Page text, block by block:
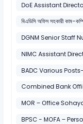
DoE Assistant
বিএডিসি অফিস সহকারী কাম-
DGNM Senior Staff
NIMC Assistant
BADC Various
Combined Bank
MOR – Office
BPSC - MOFA –